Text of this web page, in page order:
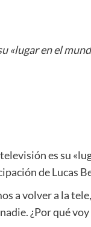
«lugar en el
es su
de Lucas
a volver a la
¿Por qué voy